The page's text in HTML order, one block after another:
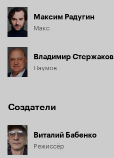
Максим Радугин
Макс
Владимир Стержаков
Наумов
Создатели
Виталий Бабенко
Режиссёр